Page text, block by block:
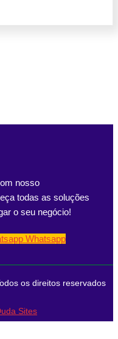
nosso
todas as soluções
o seu negócio!
Whatsapp
os direitos reservados
Sites